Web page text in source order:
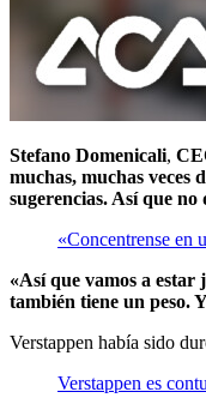
Stefano Domenicali,
muchas, muchas veces
sugerencias. Así que
«Concentrense en
«Así que vamos a estar
también tiene un peso.
Verstappen había sido
Verstappen es